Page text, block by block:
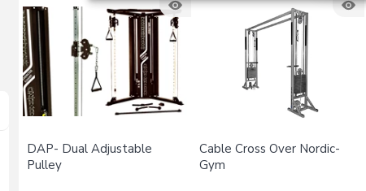
DAP- Dual Adjustable
Pulley
Cable Cross Over Nordic-
Gym